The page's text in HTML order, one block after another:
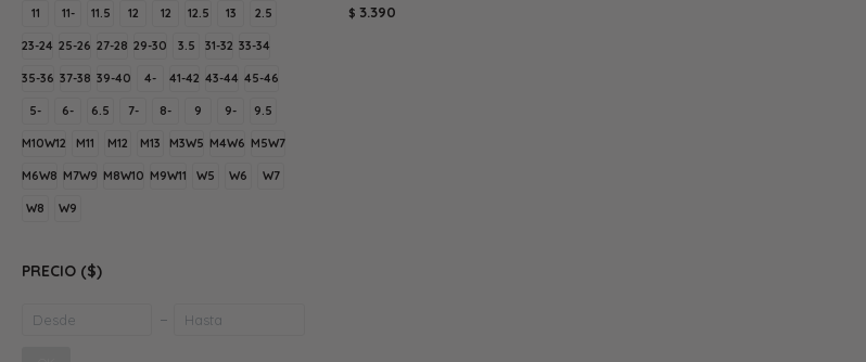
$ 3.390
11 11- 11.5 12 12 12.5 13 2.5
23-24 25-26 27-28 29-30 3.5 31-32 33-34
35-36 37-38 39-40 4- 41-42 43-44 45-46
5- 6- 6.5 7- 8- 9 9- 9.5
M10W12 M11 M12 M13 M3W5 M4W6 M5W7
M6W8 M7W9 M8W10 M9W11 W5 W6 W7
W8 W9
PRECIO ($)